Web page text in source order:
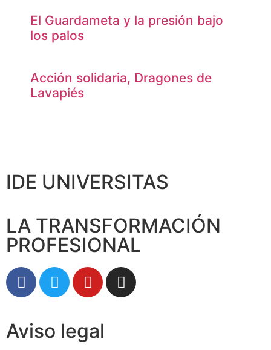
El Guardameta y la presión bajo
los palos
Acción solidaria, Dragones de
Lavapiés
IDE UNIVERSITAS
LA TRANSFORMACIÓN
PROFESIONAL
Aviso legal